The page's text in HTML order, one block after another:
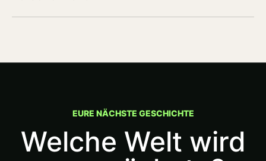
EURE NÄCHSTE GESCHICHTE
Welche Welt wird